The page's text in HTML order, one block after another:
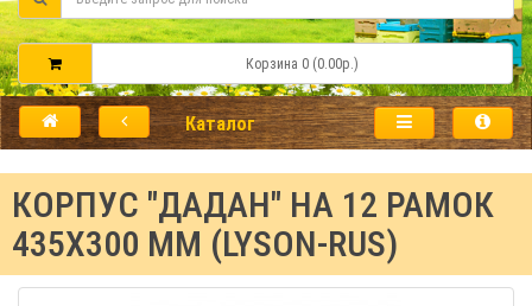
Корзина 0 (0.00р.)
Каталог
КОРПУС "ДАДАН" НА 12 РАМОК
435Х300 ММ (LYSON-RUS)